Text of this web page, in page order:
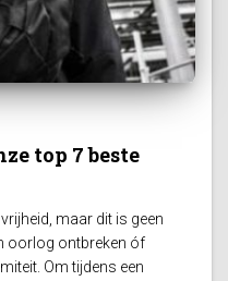
top 7 beste
maar dit is geen
oorlog ontbreken óf
Om tijdens een